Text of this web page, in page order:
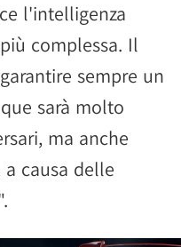
l'intelligenza
complessa. Il
sempre un
sarà molto
ma anche
causa delle